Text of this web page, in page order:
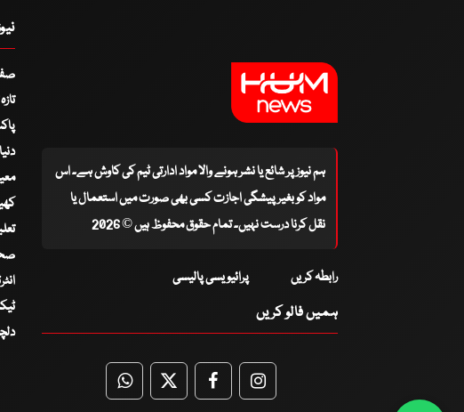
ہم نیوز پر شائع یا نشر ہونے والا مواد ادارتی ٹیم کی کاوش ہے۔ اس
مواد کو بغیر پیشگی اجازت کسی بھی صورت میں استعمال یا
نقل کرنا درست نہیں۔ تمام حقوق محفوظ ہیں © 2026
رابطہ کریں پرائیویسی پالیسی
ہمیں فالو کریں
WhatsApp
TwitterFacebookFacebook
دنیا